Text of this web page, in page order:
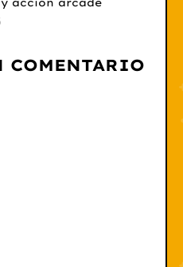
COMENTARIO